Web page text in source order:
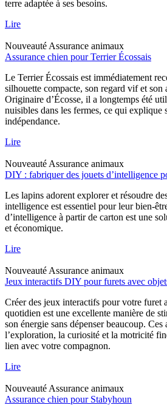
terre adaptée à ses besoins.
Lire
Nouveauté Assurance animaux
Assurance chien pour Terrier Écossais
Le Terrier Écossais est immédiatement
silhouette compacte, son regard vif et son
Originaire d’Écosse, il a longtemps été
nuisibles dans les fermes, ce qui explique
indépendance.
Lire
Nouveauté Assurance animaux
DIY : fabriquer des jouets d’intelligence
Les lapins adorent explorer et résoudre
intelligence est essentiel pour leur bien-
d’intelligence à partir de carton est une
et économique.
Lire
Nouveauté Assurance animaux
Jeux interactifs DIY pour furets avec
Créer des jeux interactifs pour votre furet
quotidien est une excellente manière de
son énergie sans dépenser beaucoup.
l’exploration, la curiosité et la motricité
lien avec votre compagnon.
Lire
Nouveauté Assurance animaux
Assurance chien pour Stabyhoun